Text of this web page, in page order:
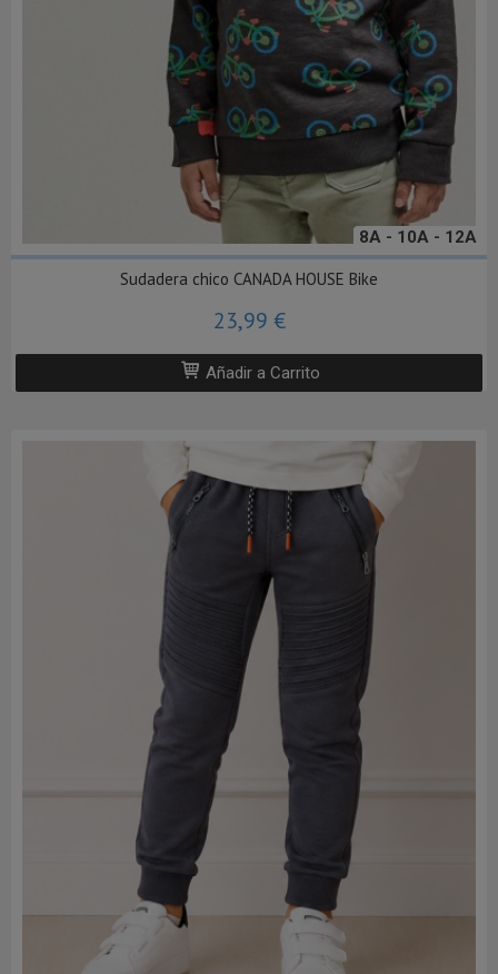
8A - 10A - 12A
Sudadera chico CANADA HOUSE Bike
23,99 €
Añadir a Carrito